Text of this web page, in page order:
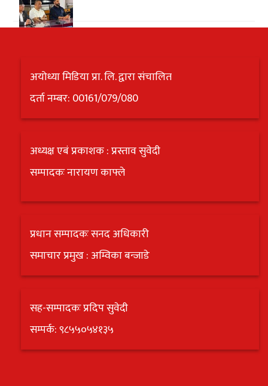
अयोध्या मिडिया प्रा. लि. द्वारा संचालित
दर्ता नम्बर: 00161/079/080
अध्यक्ष एबं प्रकाशक : प्रस्ताव सुवेदी
सम्पादकः नारायण काफ्ले
प्रधान सम्पादकः सनद अधिकारी
समाचार प्रमुख : अम्विका बन्जाडे
सह-सम्पादकः प्रदिप सुवेदी
सम्पर्क: ९८५५०५४१३५